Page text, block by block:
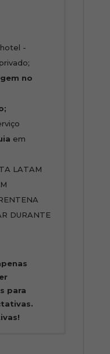
-
no
em
LATAM
DURANTE
para